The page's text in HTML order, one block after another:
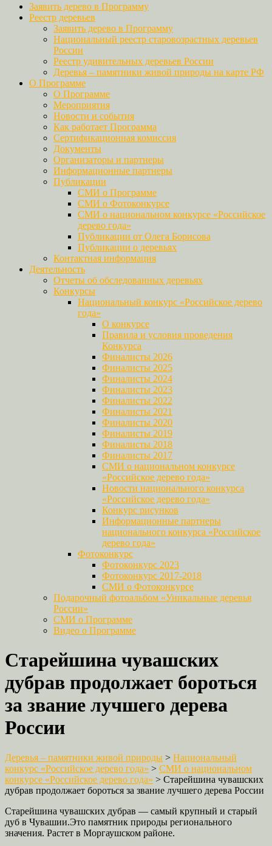
Заявить дерево в Программу
Реестр деревьев
Заявить дерево в Программу
Национальный реестр старовозрастных деревьев
России
Реестр удивительных деревьев России
Деревья – памятники живой природы на карте РФ
О Программе
О Программе
Мероприятия
Новости и события
Как работает Программа
Сертификационная комиссия
Документы
Организаторы и партнеры
Информационные партнеры
Публикации
СМИ о Программе
СМИ о Фотоконкурсе
СМИ о национальном конкурсе «Российское
дерево года»
Публикации от Олега Борисова
Публикации о деревьях
Контактная информация
Деятельность
Отчеты об обследованных деревьях
Конкурсы
Национальный конкурс «Российское дерево
года»
О конкурсе
Правила и условия проведения
Конкурса
Финалисты 2026
Финалисты 2025
Финалисты 2024
Финалисты 2023
Финалисты 2022
Финалисты 2021
Финалисты 2020
Финалисты 2019
Финалисты 2018
Финалисты 2017
СМИ о национальном конкурсе
«Российское дерево года»
Новости национального конкурса
«Российское дерево года»
Конкурс рисунков
Информационные партнеры
национального конкурса «Российское
дерево года»
Фотоконкурс
Фотоконкурс 2023
Фотоконкурс 2017-2018
СМИ о Фотоконкурсе
Подарочный фотоальбом «Уникальные деревья
России»
СМИ о Программе
Видео о Программе
Старейшина чувашских
дубрав продолжает бороться
за звание лучшего дерева
России
Деревья – памятники живой природы > Национальный
конкурс «Российское дерево года» > СМИ о национальном
конкурсе «Российское дерево года» > Старейшина чувашских
дубрав продолжает бороться за звание лучшего дерева России
Старейшина чувашских дубрав — самый крупный и старый
дуб в Чувашии.Это памятник природы регионального
значения. Растет в Моргаушском районе.